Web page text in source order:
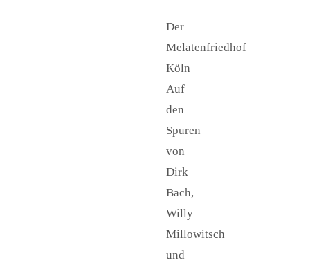
Der
Melatenfriedhof
Köln
Auf
den
Spuren
von
Dirk
Bach,
Willy
Millowitsch
und